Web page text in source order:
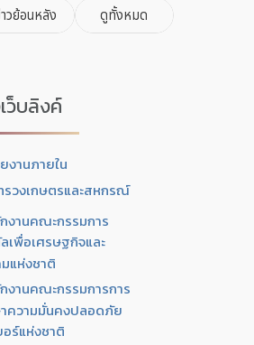
ว็บลิงค์
งานภายใน
รวงเกษตรและสหกรณ์
งานคณะกรรมการ
เพื่อเศรษฐกิจและ
แห่งชาติ
งานคณะกรรมการการ
ความมั่นคงปลอดภัย
อร์แห่งชาติ